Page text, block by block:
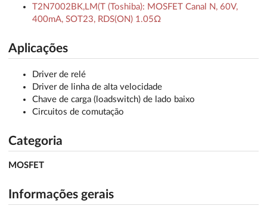
T2N7002BK,LM(T (Toshiba): MOSFET Canal N, 60V,
400mA, SOT23, RDS(ON) 1.05Ω
Aplicações
Driver de relé
Driver de linha de alta velocidade
Chave de carga (loadswitch) de lado baixo
Circuitos de comutação
Categoria
MOSFET
Informações gerais